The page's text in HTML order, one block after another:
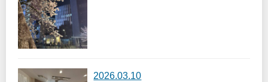
2026.03.10